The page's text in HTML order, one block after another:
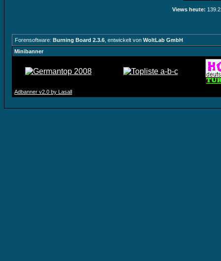
Views heute:
Forensoftware: Burning Board 2.3.6 , entwickelt von WoltLab GmbH
Minibanner
Adbanner v2.0 by Lasall